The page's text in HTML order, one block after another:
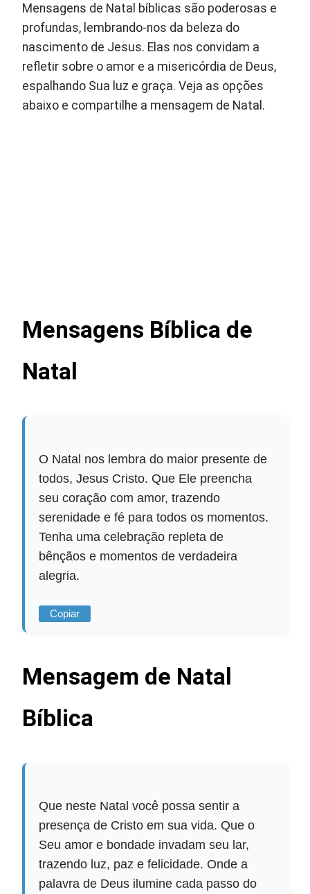
Mensagens de Natal bíblicas são poderosas e
profundas, lembrando-nos da beleza do
nascimento de Jesus. Elas nos convidam a
refletir sobre o amor e a misericórdia de Deus,
espalhando Sua luz e graça. Veja as opções
abaixo e compartilhe a mensagem de Natal.
Mensagens Bíblica de
Natal
O Natal nos lembra do maior presente de
todos, Jesus Cristo. Que Ele preencha
seu coração com amor, trazendo
serenidade e fé para todos os momentos.
Tenha uma celebração repleta de
bênçãos e momentos de verdadeira
alegria.
Copiar
Mensagem de Natal
Bíblica
Que neste Natal você possa sentir a
presença de Cristo em sua vida. Que o
Seu amor e bondade invadam seu lar,
trazendo luz, paz e felicidade. Onde a
palavra de Deus ilumine cada passo do